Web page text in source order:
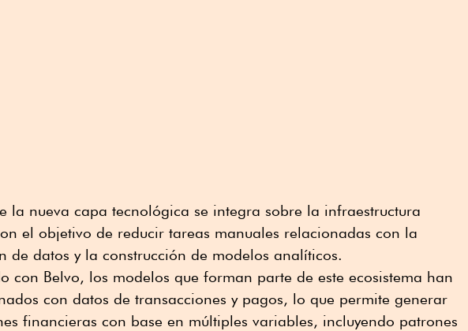
la nueva capa tecnológica se integra sobre la infraestructura
el objetivo de reducir tareas manuales relacionadas con la
de datos y la construcción de modelos analíticos.
con Belvo, los modelos que forman parte de este ecosistema han
con datos de transacciones y pagos, lo que permite generar
financieras con base en múltiples variables, incluyendo patrones